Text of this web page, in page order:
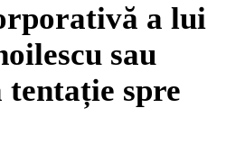
a lui
sau
spre